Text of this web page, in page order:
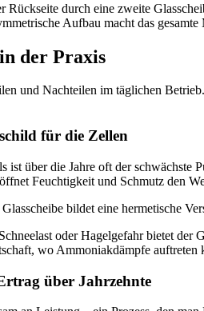
durch eine zweite
Aufbau macht das
der Praxis
und Nachteilen im täglichen
für die Zellen
über die Jahre oft der
Feuchtigkeit und Schmutz den
bildet eine hermetische
oder Hagelgefahr bietet
wo Ammoniakdämpfe
über Jahrzehnte